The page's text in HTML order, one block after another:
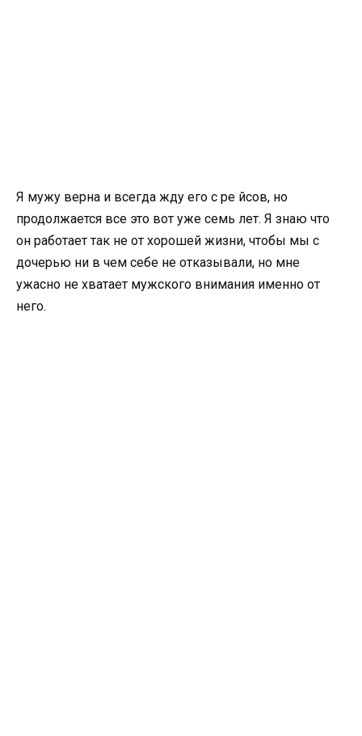
Я мужу верна и всегда жду его с ре йсов, но
продолжается все это вот уже семь лет. Я знаю что
он работает так не от хорошей жизни, чтобы мы с
дочерью ни в чем себе не отказывали, но мне
ужасно не хватает мужского внимания именно от
него.